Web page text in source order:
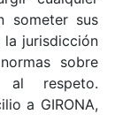
someter sus
jurisdicción
sobre
al respeto.
a GIRONA,